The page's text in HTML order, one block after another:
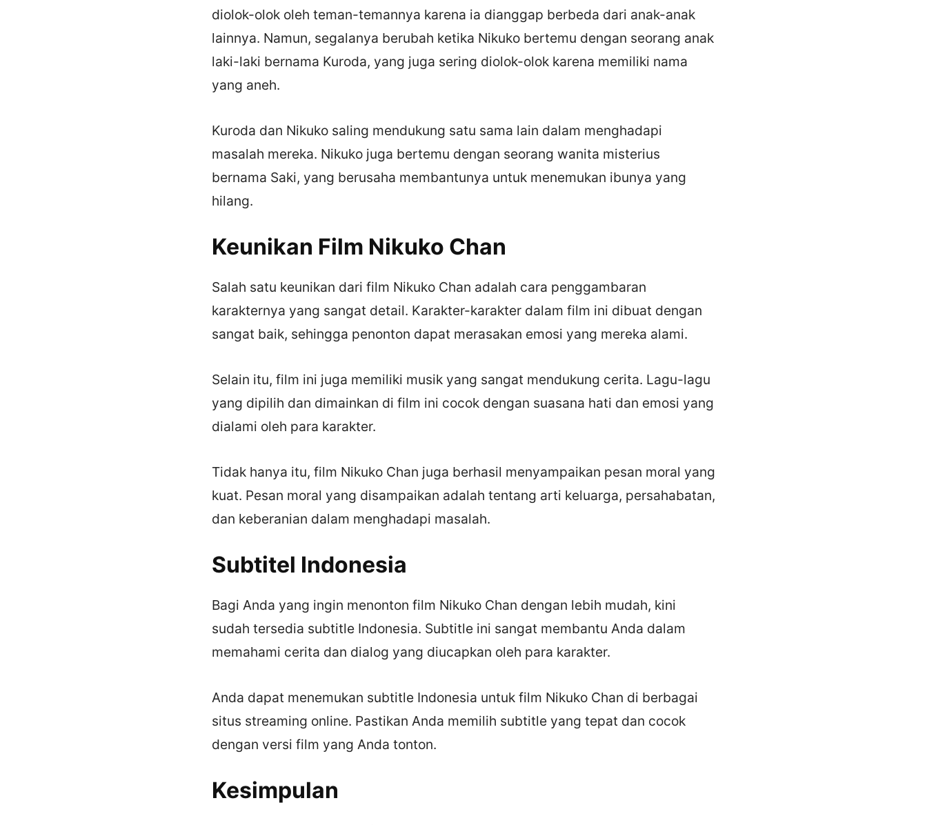
diolok-olok oleh teman-temannya karena ia dianggap berbeda dari anak-anak
lainnya. Namun, segalanya berubah ketika Nikuko bertemu dengan seorang anak
laki-laki bernama Kuroda, yang juga sering diolok-olok karena memiliki nama
yang aneh.
Kuroda dan Nikuko saling mendukung satu sama lain dalam menghadapi
masalah mereka. Nikuko juga bertemu dengan seorang wanita misterius
bernama Saki, yang berusaha membantunya untuk menemukan ibunya yang
hilang.
Keunikan Film Nikuko Chan
Salah satu keunikan dari film Nikuko Chan adalah cara penggambaran
karakternya yang sangat detail. Karakter-karakter dalam film ini dibuat dengan
sangat baik, sehingga penonton dapat merasakan emosi yang mereka alami.
Selain itu, film ini juga memiliki musik yang sangat mendukung cerita. Lagu-lagu
yang dipilih dan dimainkan di film ini cocok dengan suasana hati dan emosi yang
dialami oleh para karakter.
Tidak hanya itu, film Nikuko Chan juga berhasil menyampaikan pesan moral yang
kuat. Pesan moral yang disampaikan adalah tentang arti keluarga, persahabatan,
dan keberanian dalam menghadapi masalah.
Subtitel Indonesia
Bagi Anda yang ingin menonton film Nikuko Chan dengan lebih mudah, kini
sudah tersedia subtitle Indonesia. Subtitle ini sangat membantu Anda dalam
memahami cerita dan dialog yang diucapkan oleh para karakter.
Anda dapat menemukan subtitle Indonesia untuk film Nikuko Chan di berbagai
situs streaming online. Pastikan Anda memilih subtitle yang tepat dan cocok
dengan versi film yang Anda tonton.
Kesimpulan